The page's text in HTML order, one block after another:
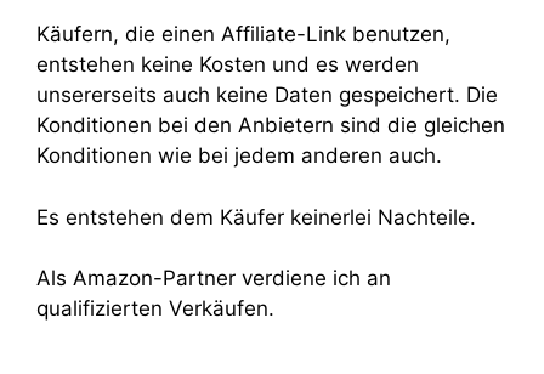
Käufern, die einen Affiliate-Link benutzen,
entstehen keine Kosten und es werden
unsererseits auch keine Daten gespeichert. Die
Konditionen bei den Anbietern sind die gleichen
Konditionen wie bei jedem anderen auch.
Es entstehen dem Käufer keinerlei Nachteile.
Als Amazon-Partner verdiene ich an
qualifizierten Verkäufen.